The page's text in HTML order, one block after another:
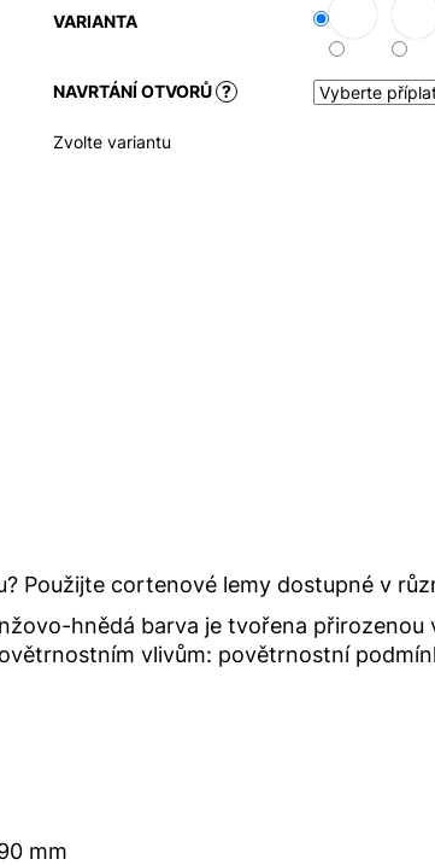
VARIANTA
NAVRTÁNÍ OTVORŮ ?
Zvolte variantu
Použijte cortenové lemy dostupné v
hnědá barva je tvořena
vlivům: povětrnostní
mm